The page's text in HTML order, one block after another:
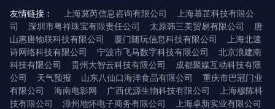
友情链接： 上海冀芮信息咨询有限公司
上海慕芷科技有限公
司
深圳市粤祥珠宝有限责任公司 太原韩三美贸易有限公司
唐
山惠唐物联科技有限公司
厦门随玩信息科技有限公司
上海北速
诗网络科技有限公司
宁波市飞马数字科技有限公司
北京浪建南
科技有限公司
贵州大智云科技有限公司
成都聚媒互动科技有限
公司
天气预报 山东八仙口海洋食品有限公司
重庆市巴冠门业
有限公司
海南电影网 广西优源生物科技有限公司
上海穆陈科
技有限公司
漳州地怀电子商务有限公司
上海卓新实业有限公司